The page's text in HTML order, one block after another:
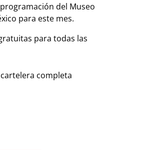
del Museo
para este mes.
para todas las
completa